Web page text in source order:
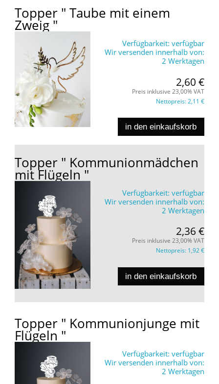
Topper " Taube mit einem
Zweig "
Verfügbarkeit: verfügbar
Wir versenden innerhalb von:
2 Werktagen
2,60 €
Preis inklusive 23,00% VAT
Nettopreis:2,11 €
in den einkaufskorb
Topper " Kommunionmädchen
mit Flügeln "
Verfügbarkeit: verfügbar
Wir versenden innerhalb von:
2 Werktagen
2,36 €
Preis inklusive 23,00% VAT
Nettopreis: 1,92 €
in den einkaufskorb
Topper " Kommunionjunge mit
Flügeln "
Verfügbarkeit: verfügbar
Wir versenden innerhalb von:
2 Werktagen